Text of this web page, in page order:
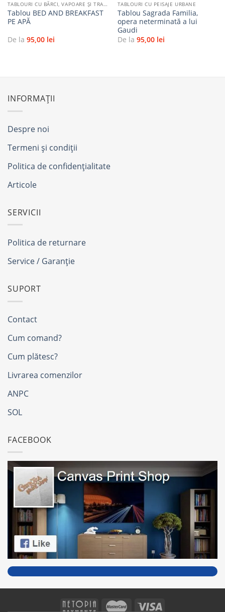
TABLOURI CU BĂRCI, VAPOARE ȘI TRANSPORT PE APĂ
Tablou BED AND BREAKFAST
PE APĂ
De la 95,00 lei
TABLOURI CU PEISAJE URBANE
Tablou Sagrada Familia,
opera neterminată a lui
Gaudi
De la 95,00 lei
INFORMAȚII
Despre noi
Termeni și condiții
Politica de confidențialitate
Articole
SERVICII
Politica de returnare
Service / Garanție
SUPORT
Contact
Cum comand?
Cum plătesc?
Livrarea comenzilor
ANPC
SOL
FACEBOOK